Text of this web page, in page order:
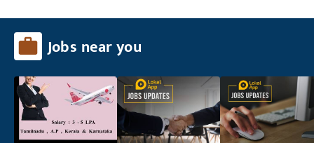
Jobs near you